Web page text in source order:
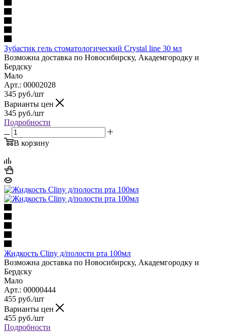
Зубастик гель стоматологический Crystal line 30 мл
Возможна доставка по Новосибирску, Академгородку и
Бердску
Мало
Арт.: 00002028
345 руб./шт
Варианты цен
345 руб./шт
Подробности
В корзину
Жидкость Cliny д/полости рта 100мл
Возможна доставка по Новосибирску, Академгородку и
Бердску
Мало
Арт.: 00000444
455 руб./шт
Варианты цен
455 руб./шт
Подробности